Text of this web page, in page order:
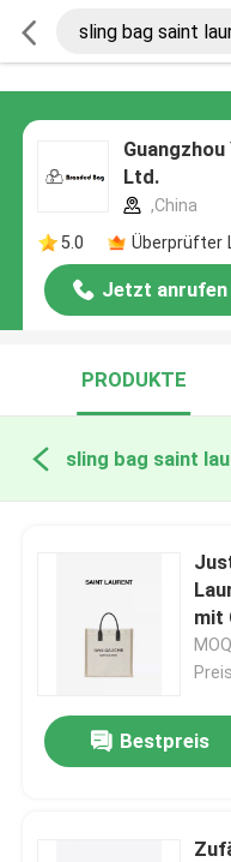
Ltd.
,China
5.0
Überprüfter
Jetzt anrufen
PRODUKTE
sling bag saint
mit
Bestpreis